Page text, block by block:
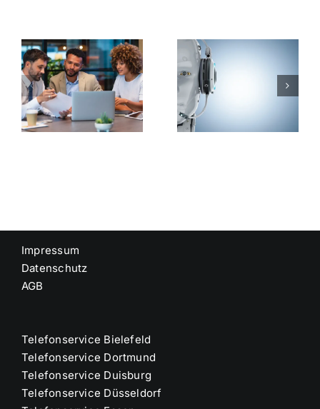
KI oder
Mensch –
Wer geht
ans
für
Impressum
Datenschutz
AGB
Telefonservice Bielefeld
Telefonservice Dortmund
Telefonservice Duisburg
Telefonservice Düsseldorf